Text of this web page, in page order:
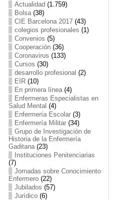
Actualidad (1.759)
Bolsa(38)
CIE Barcelona 2017(43)
colegios profesionales (1)
Convenios (5)
Cooperación(36)
Coronavirus (133)
Cursos (30)
desarrollo profesional (2)
EIR(10)
En primera línea(4)
Enfermeras Especialistas en
Salud Mental (4)
Enfermería Escolar(3)
Enfermería Militar(34)
Grupo de Investigación de
Historia de la Enfermería
Gaditana(23)
Instituciones Penitenciarias
(7)
Jornadas sobre Conocimiento
Enfermero(22)
Jubilados (57)
Jurídico(6)